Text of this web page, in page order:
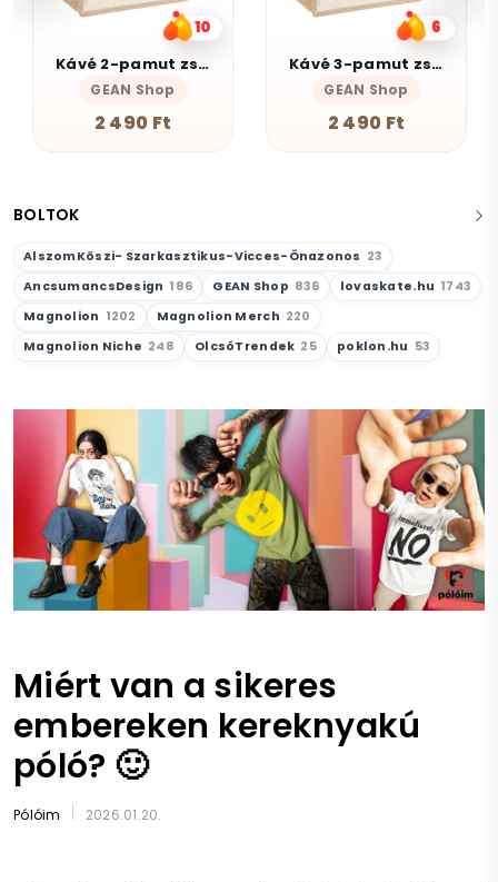
BOLTOK
AlszomKöszi- Szarkasztikus-Vicces-Önazonos 23
AncsumancsDesign 186 GEAN Shop 836 lovaskate.hu 1743
Magnolion 1202 Magnolion Merch 220
Magnolion Niche 248 OlcsóTrendek 25 poklon.hu 53
6
Kávé 3-pamut zsebes juta midi bevásárlótáska
GEAN Shop
2 490 Ft
9
Munka
Magnolion Niche
4 190 Ft
Miért van a sikeres
embereken kereknyakú
póló? 🙂
Pólóim 2026.01.20.